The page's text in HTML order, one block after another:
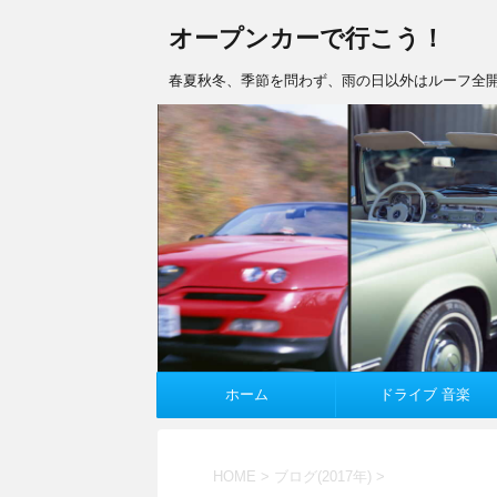
オープンカーで行こう！
春夏秋冬、季節を問わず、雨の日以外はルーフ全
ホーム ドライブ 音楽
HOME > ブログ(2017年) >